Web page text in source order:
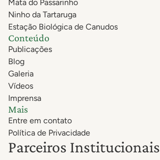
Mata do Passarinho
Ninho da Tartaruga
Estação Biológica de Canudos
Parceiros Institucionais
Conteúdo
Publicações
Blog
Galeria
Vídeos
Imprensa
Mais
Entre em contato
Política de Privacidade